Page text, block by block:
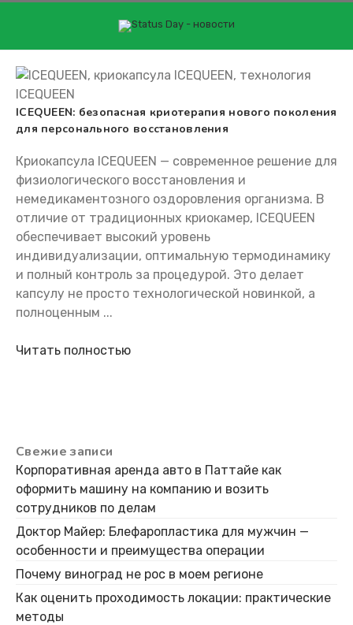
контенту
ICEQUEEN
купить ICEQUEEN
ICEQUEEN: безопасная криотерапия нового поколения
для персонального восстановления
Криокапсула ICEQUEEN — современное решение для
физиологического восстановления и
немедикаментозного оздоровления организма. В
отличие от традиционных криокамер, ICEQUEEN
обеспечивает высокий уровень
индивидуализации, оптимальную термодинамику
и полный контроль за процедурой. Это делает
капсулу не просто технологической новинкой, а
полноценным ...
Читать полностью
Свежие записи
Корпоративная аренда авто в Паттайе как
оформить машину на компанию и возить
сотрудников по делам
Доктор Майер: Блефаропластика для мужчин —
особенности и преимущества операции
Почему виноград не рос в моем регионе
Как оценить проходимость локации: практические
методы